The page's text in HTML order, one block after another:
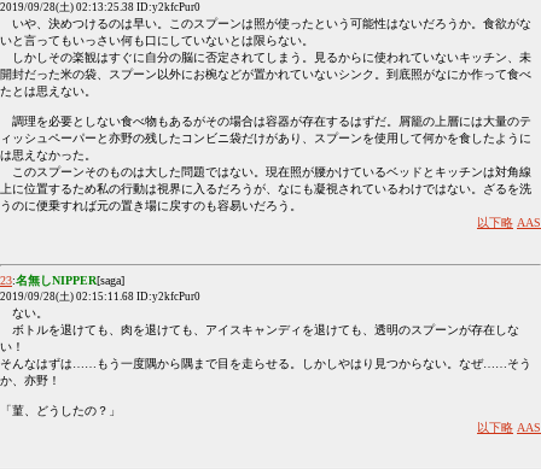
2019/09/28(土) 02:13:25.38 ID:y2kfcPur0
いや、決めつけるのは早い。このスプーンは照が使ったという可能性はないだろうか。食欲がな
いと言ってもいっさい何も口にしていないとは限らない。
しかしその楽観はすぐに自分の脳に否定されてしまう。見るからに使われていないキッチン、未
開封だった米の袋、スプーン以外にお椀などが置かれていないシンク。到底照がなにか作って食べ
たとは思えない。
調理を必要としない食べ物もあるがその場合は容器が存在するはずだ。屑籠の上層には大量のテ
ィッシュペーパーと亦野の残したコンビニ袋だけがあり、スプーンを使用して何かを食したように
は思えなかった。
このスプーンそのものは大した問題ではない。現在照が腰かけているベッドとキッチンは対角線
上に位置するため私の行動は視界に入るだろうが、なにも凝視されているわけではない。ざるを洗
うのに便乗すれば元の置き場に戻すのも容易いだろう。
以下略 AAS
23:名無しNIPPER[saga]
2019/09/28(土) 02:15:11.68 ID:y2kfcPur0
ない。
ボトルを退けても、肉を退けても、アイスキャンディを退けても、透明のスプーンが存在しな
い！
そんなはずは……もう一度隅から隅まで目を走らせる。しかしやはり見つからない。なぜ……そう
か、亦野！
「菫、どうしたの？」
以下略 AAS